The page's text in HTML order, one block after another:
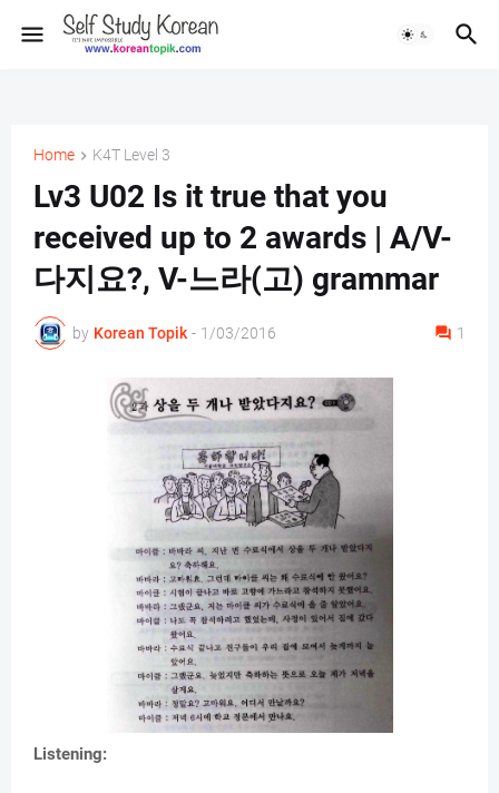
Home K4T Level 3
Lv3 U02 Is it true that you
received up to 2 awards | A/V-
다지요?, V-느라(고) grammar
by Korean Topik - 1/03/2016 1
Listening: